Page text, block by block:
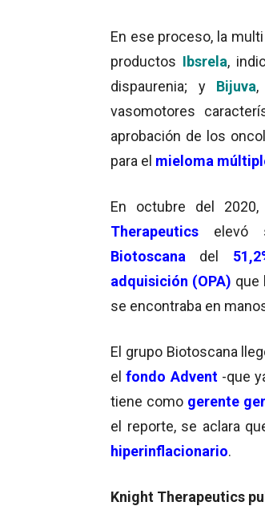
En ese proceso, la
productos Ibsrela,
dispaurenia; yBijuva,
vasomotores
aprobación de los
para el mieloma
En octubre del
Therapeutics elevó
Biotoscana
del
adquisición (OPA) que
se encontraba en
El grupo Biotoscana
elfondo Advent-que
tiene como gerente
el reporte, se aclara
hiperinflacionario.
Knight Therapeutics